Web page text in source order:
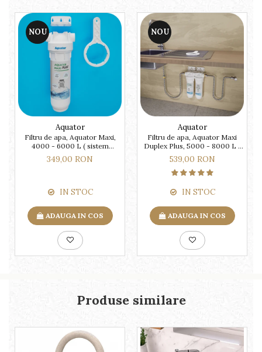
NOU
Aquator
Filtru de apa, Aquator Maxi,
4000 - 6000 L ( sistem
complet )
349,00 RON
IN STOC
ADAUGA IN COS
NOU
Aquator
Filtru de apa, Aquator Maxi
Duplex Plus, 5000 - 8000 L (
sistem complet )
539,00 RON
IN STOC
ADAUGA IN COS
Produse similare